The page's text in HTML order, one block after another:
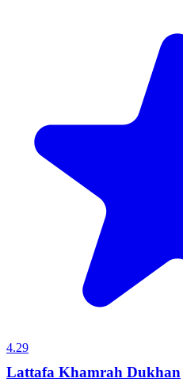
4.29
Lattafa Khamrah Dukhan